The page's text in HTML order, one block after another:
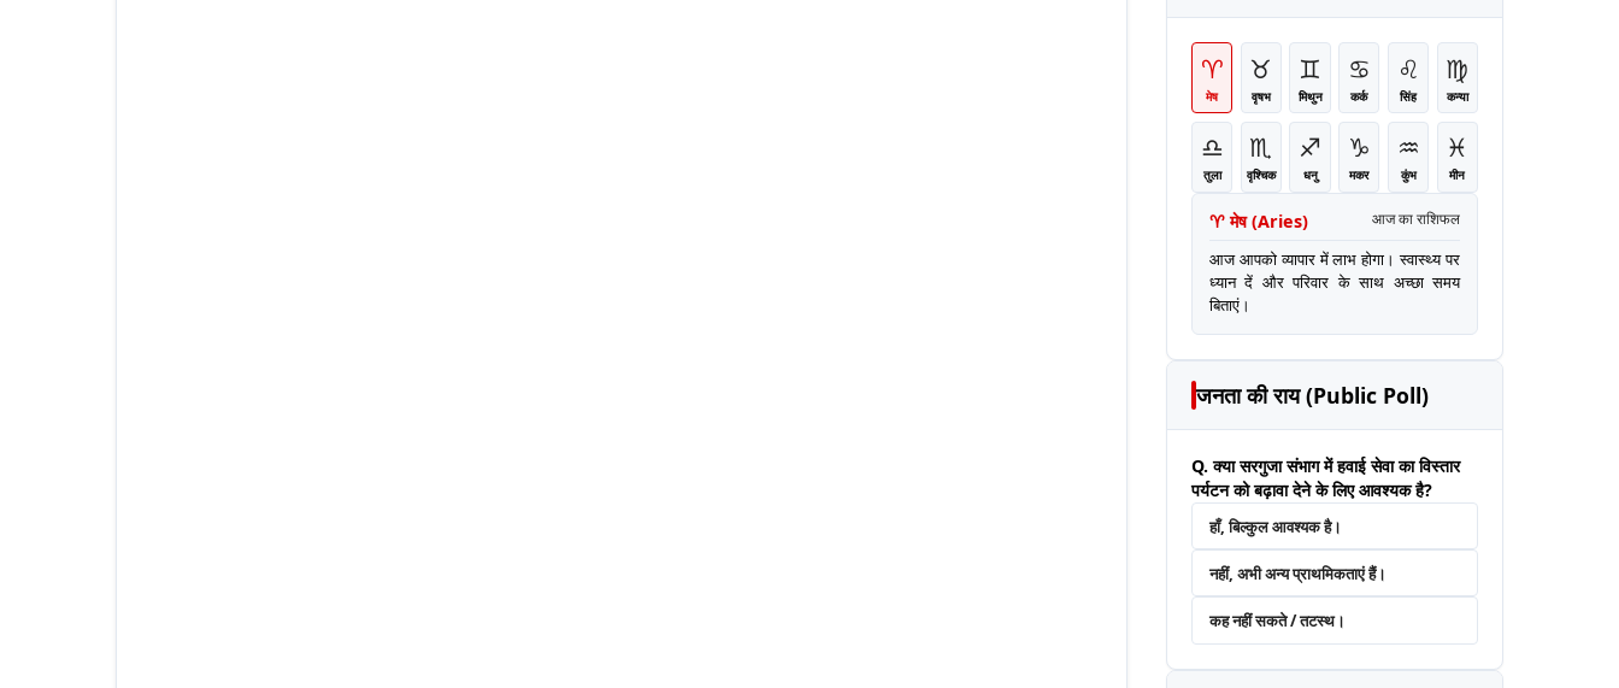
♈
मेष
♉
वृषभ
♊
मिथुन
♋
कर्क
♌
सिंह
♍
कन्या
♎
तुला
♏
वृश्चिक
♐
धनु
♑
मकर
♒
कुंभ
♓
मीन
♈ मेष(Aries) आज का राशिफल
आज आपको व्यापार में लाभ होगा। स्वास्थ्य पर
ध्यान दें और परिवार के साथ अच्छा समय
बिताएं।
जनता की राय (Public Poll)
Q. क्या सरगुजा संभाग में हवाई सेवा का विस्तार
पर्यटन को बढ़ावा देने के लिए आवश्यक है?
हाँ, बिल्कुल आवश्यक है।
नहीं, अभी अन्य प्राथमिकताएं हैं।
कह नहीं सकते / तटस्थ।